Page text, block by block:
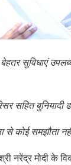
सुविधाएं
सहित बुनियादी
कोई समझौता
नरेंद्र मोदी के